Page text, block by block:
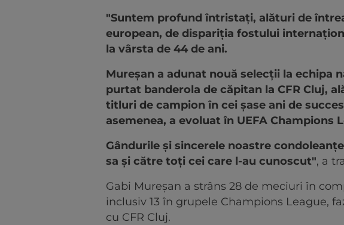
"Suntem profund întristați, alături de
european, de dispariția fostului
la vârsta de 44 de ani.
Mureșan a adunat nouă selecții la echipa
purtat banderola de căpitan la CFR Cluj,
titluri de campion în cei șase ani de
asemenea, a evoluat în UEFA Champions
Gândurile și sincerele noastre
sa și către toți cei care l-au cunoscut", a
Gabi Mureșan a strâns 28 de meciuri în
inclusiv 13 în grupele Champions League,
cu CFR Cluj.